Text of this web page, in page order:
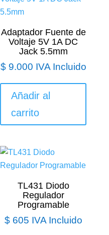
Adaptador Fuente de
Voltaje 5V 1A DC
Jack 5.5mm
$9.000 IVA Incluido
Añadir al
carrito
TL431 Diodo
Regulador
Programable
$605 IVA Incluido